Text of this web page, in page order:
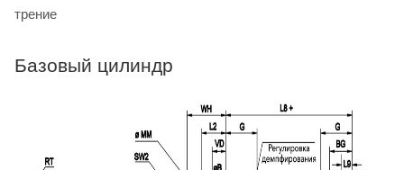
трение
Базовый цилиндр